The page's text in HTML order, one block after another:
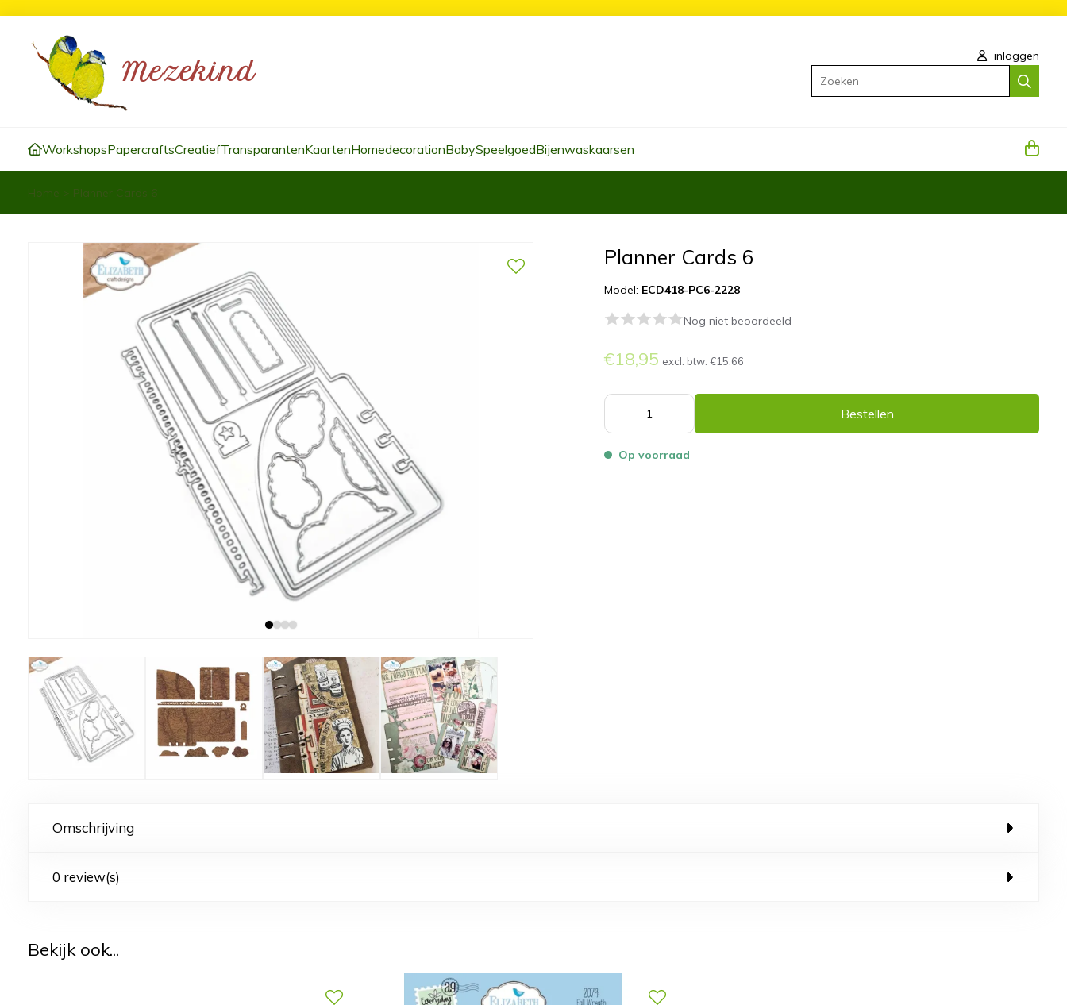
inloggen
Zoeken
WorkshopsPapercraftsCreatiefTransparantenKaartenHomedecorationBabySpeelgoedBijenwaskaarsen
Home Planner Cards 6
Planner Cards 6
Model: ECD418-PC6-2228
Nog niet beoordeeld
€18,95 excl. btw:€15,66
Bestellen
Op voorraad
Omschrijving
0 review(s)
Bekijk ook...